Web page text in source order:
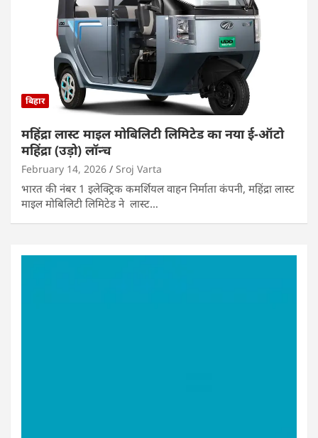
बिहार
महिंद्रा लास्ट माइल मोबिलिटी लिमिटेड का नया ई-ऑटो
महिंद्रा (उड़ो) लॉन्च
February 14, 2026 Sroj Varta
भारत की नंबर 1 इलेक्ट्रिक कमर्शियल वाहन निर्माता कंपनी, महिंद्रा लास्ट
माइल मोबिलिटी लिमिटेड ने लास्ट…